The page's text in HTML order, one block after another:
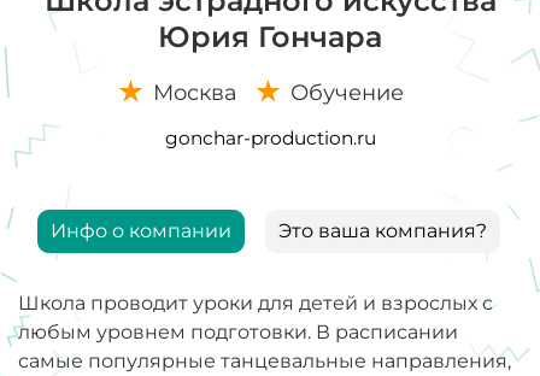
Юрия Гончара
Москва Обучение
gonchar-production.ru
Инфо о компании Это ваша компания?
Школа проводит уроки для детей и взрослых с
любым уровнем подготовки. В расписании
самые популярные танцевальные направления,